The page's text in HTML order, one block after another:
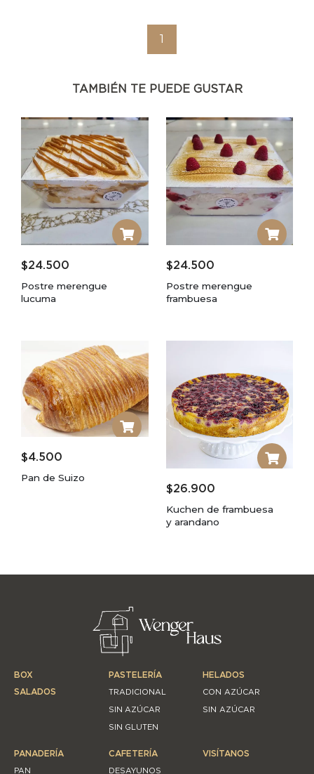
1
TAMBIÉN TE PUEDE GUSTAR
$24.500
Postre merengue
lucuma
$24.500
Postre merengue
frambuesa
$4.500
Pan de Suizo
$26.900
Kuchen de frambuesa
y arandano
BOX
SALADOS
PASTELERÍA
TRADICIONAL
SIN AZÚCAR
SIN GLUTEN
HELADOS
CON AZÚCAR
SIN AZÚCAR
PANADERÍA
PAN
CAFETERÍA
DESAYUNOS
VISÍTANOS